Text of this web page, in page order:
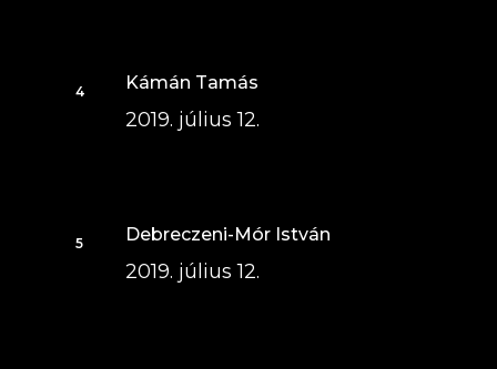
Kámán Tamás
2019. július 12.
Debreczeni-Mór István
2019. július 12.